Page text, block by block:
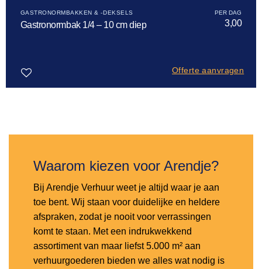
GASTRONORMBAKKEN & -DEKSELS
Gastronormbak 1/4 – 10 cm diep 3,00
Offerte aanvragen
Waarom kiezen voor Arendje?
Bij Arendje Verhuur weet je altijd waar je aan
toe bent. Wij staan voor duidelijke en heldere
afspraken, zodat je nooit voor verrassingen
komt te staan. Met een indrukwekkend
assortiment van maar liefst 5.000 m² aan
verhuurgoederen bieden we alles wat nodig is